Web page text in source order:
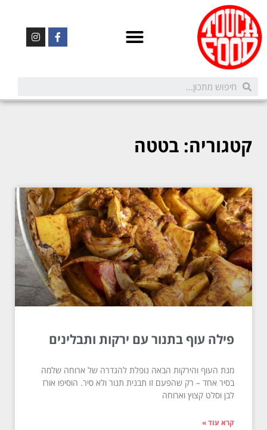
קטגוריה: בטטה
פילה עוף בתנור עם ירקות ותבלינים
מנת העוף והירקות הבאה נופלת להגדרה של ארוחה שלמה
בסיר אחד – רק שהפעם זו תבנית תנור ולא סיר. הוסיפו אורז
לבן וסלט קצוץ וארוחה
קרא עוד »